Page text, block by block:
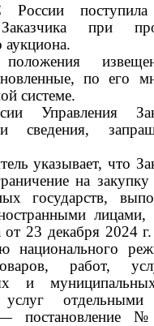
поступила
при
аукциона.
положения
по его
системе.
Управления
сведения,
указывает, что
на закупку
государств,
лицами,
от 23 декабря 2024
национального
работ,
и
отдельными
постановление№